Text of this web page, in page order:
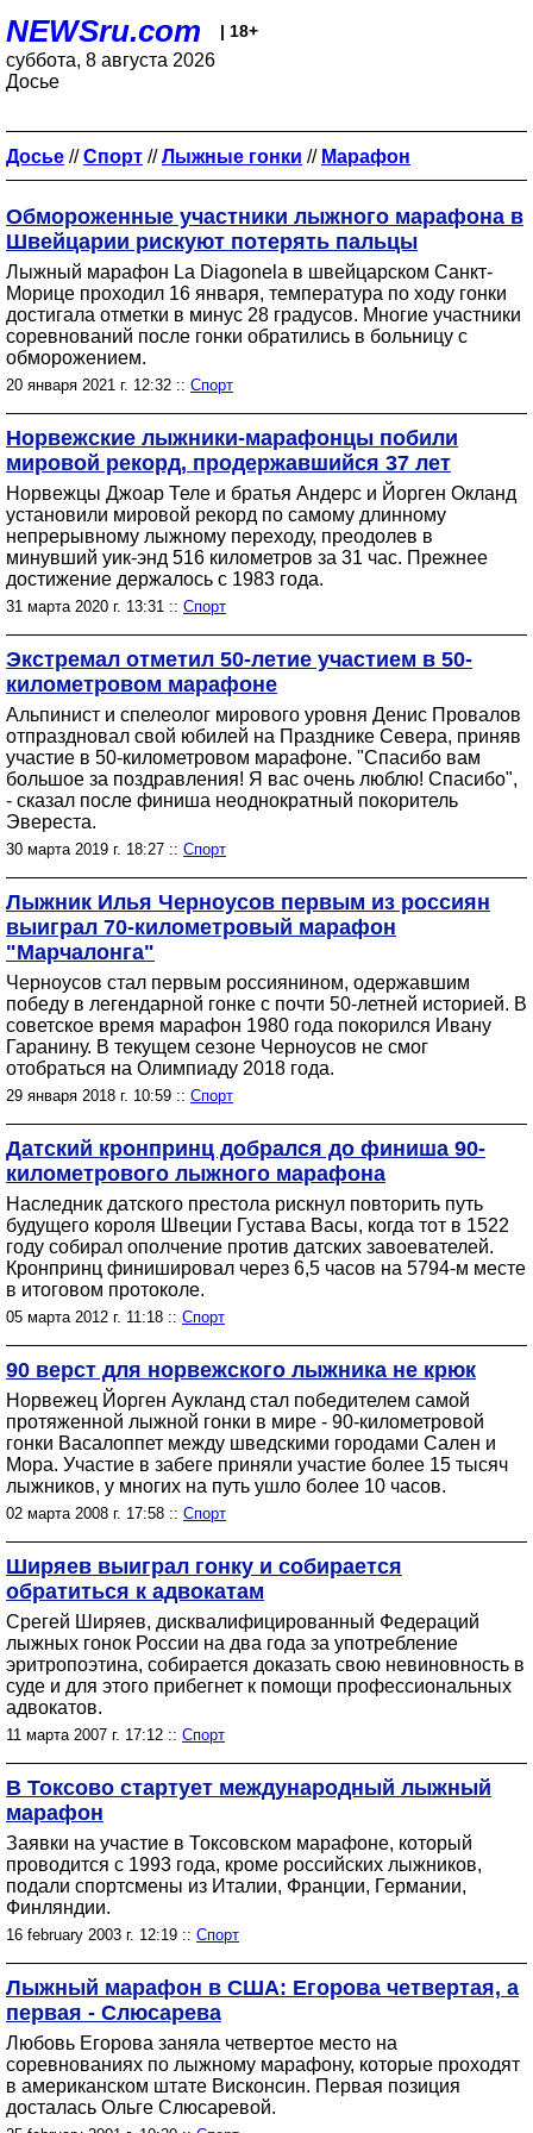
NEWSru.com | 18+
суббота, 8 августа 2026
Досье
Досье //Спорт //Лыжные гонки // Марафон
Обмороженные участники лыжного марафона в
Швейцарии рискуют потерять пальцы
Лыжный марафон La Diagonela в швейцарском Санкт-
Морице проходил 16 января, температура по ходу гонки
достигала отметки в минус 28 градусов. Многие участники
соревнований после гонки обратились в больницу с
обморожением.
20 января 2021 г. 12:32 :: Спорт
Норвежские лыжники-марафонцы побили
мировой рекорд, продержавшийся 37 лет
Норвежцы Джоар Теле и братья Андерс и Йорген Окланд
установили мировой рекорд по самому длинному
непрерывному лыжному переходу, преодолев в
минувший уик-энд 516 километров за 31 час. Прежнее
достижение держалось с 1983 года.
31 марта 2020 г. 13:31 :: Спорт
Экстремал отметил 50-летие участием в 50-
километровом марафоне
Альпинист и спелеолог мирового уровня Денис Провалов
отпраздновал свой юбилей на Празднике Севера, приняв
участие в 50-километровом марафоне. "Спасибо вам
большое за поздравления! Я вас очень люблю! Спасибо",
- сказал после финиша неоднократный покоритель
Эвереста.
30 марта 2019 г. 18:27 :: Спорт
Лыжник Илья Черноусов первым из россиян
выиграл 70-километровый марафон
"Марчалонга"
Черноусов стал первым россиянином, одержавшим
победу в легендарной гонке с почти 50-летней историей. В
советское время марафон 1980 года покорился Ивану
Гаранину. В текущем сезоне Черноусов не смог
отобраться на Олимпиаду 2018 года.
29 января 2018 г. 10:59 :: Спорт
Датский кронпринц добрался до финиша 90-
километрового лыжного марафона
Наследник датского престола рискнул повторить путь
будущего короля Швеции Густава Васы, когда тот в 1522
году собирал ополчение против датских завоевателей.
Кронпринц финишировал через 6,5 часов на 5794-м месте
в итоговом протоколе.
05 марта 2012 г. 11:18 :: Спорт
90 верст для норвежского лыжника не крюк
Норвежец Йорген Аукланд стал победителем самой
протяженной лыжной гонки в мире - 90-километровой
гонки Васалоппет между шведскими городами Сален и
Мора. Участие в забеге приняли участие более 15 тысяч
лыжников, у многих на путь ушло более 10 часов.
02 марта 2008 г. 17:58 :: Спорт
Ширяев выиграл гонку и собирается
обратиться к адвокатам
Срегей Ширяев, дисквалифицированный Федераций
лыжных гонок России на два года за употребление
эритропоэтина, собирается доказать свою невиновность в
суде и для этого прибегнет к помощи профессиональных
адвокатов.
11 марта 2007 г. 17:12 :: Спорт
В Токсово стартует международный лыжный
марафон
Заявки на участие в Токсовском марафоне, который
проводится с 1993 года, кроме российских лыжников,
подали спортсмены из Италии, Франции, Германии,
Финляндии.
16 february 2003 г. 12:19 :: Спорт
Лыжный марафон в США: Егорова четвертая, а
первая - Слюсарева
Любовь Егорова заняла четвертое место на
соревнованиях по лыжному марафону, которые проходят
в американском штате Висконсин. Первая позиция
досталась Ольге Слюсаревой.